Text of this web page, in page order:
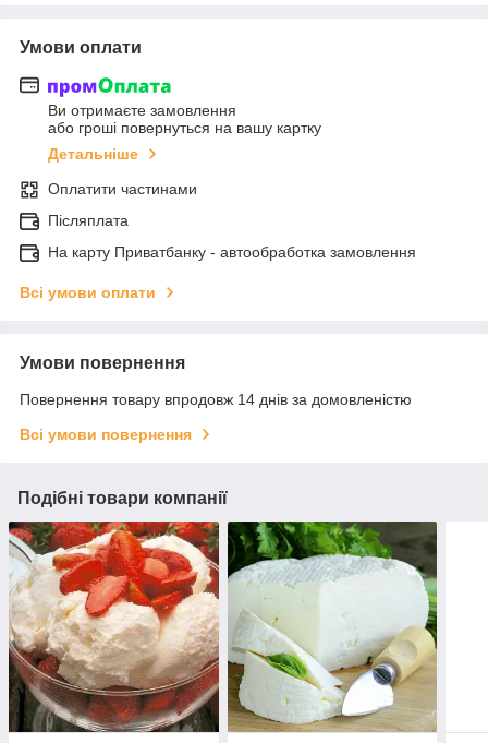
Умови оплати
Ви отримаєте замовлення
або гроші повернуться на вашу картку
Детальніше
Оплатити частинами
Післяплата
На карту Приватбанку - автообработка замовлення
Всі умови оплати
Умови повернення
Повернення товару впродовж 14 днів за домовленістю
Всі умови повернення
Подібні товари компанії